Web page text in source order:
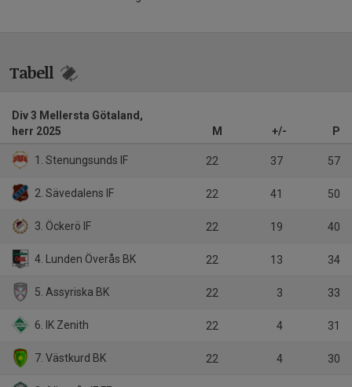
Tabell
Div 3 Mellersta Götaland,
herr 2025
M +/- P
1. Stenungsunds IF 22 37 57
2. Sävedalens IF 22 41 50
3. Öckerö IF 22 19 40
4. Lunden Överås BK 22 13 34
5. Assyriska BK 22 3 33
6. IK Zenith 22 4 31
7. Västkurd BK 22 4 30